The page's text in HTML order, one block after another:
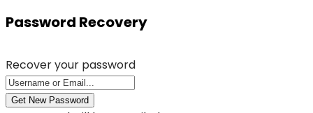
Password Recovery
Recover your password
Get New Password